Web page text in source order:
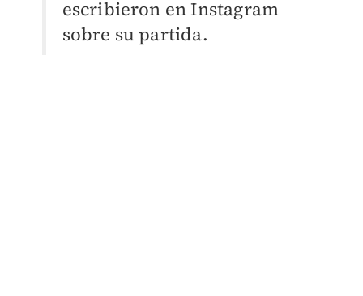
escribieron en Instagram
sobre su partida.